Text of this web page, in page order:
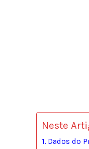
Neste
Dados do